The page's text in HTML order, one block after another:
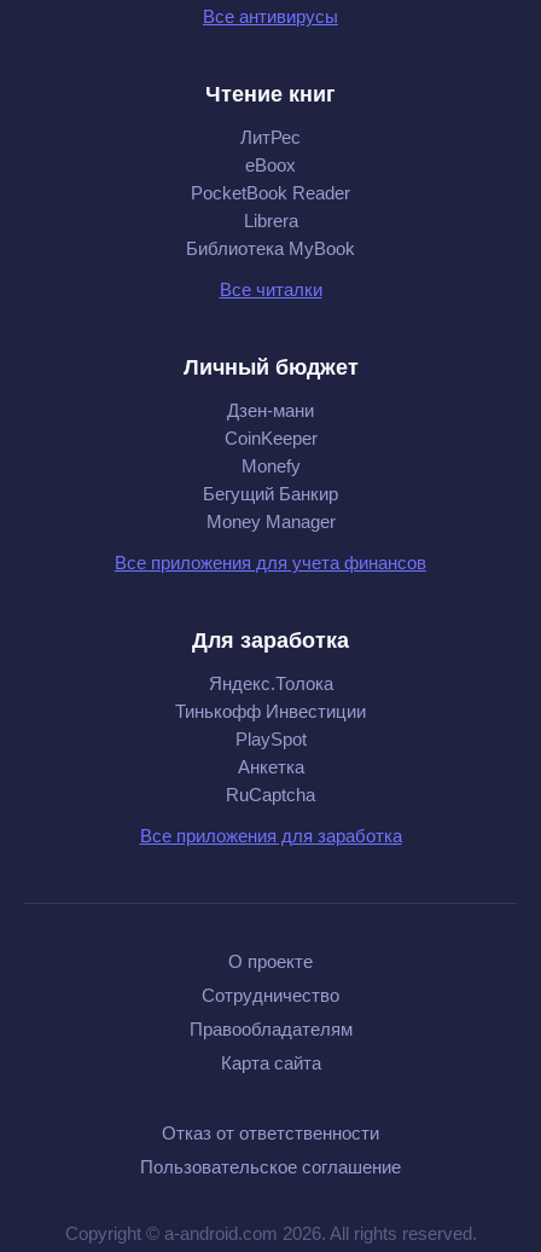
Все антивирусы
Чтение книг
ЛитРес
eBoox
PocketBook Reader
Librera
Библиотека MyBook
Все читалки
Личный бюджет
Дзен-мани
CoinKeeper
Monefy
Бегущий Банкир
Money Manager
Все приложения для учета финансов
Для заработка
Яндекс.Толока
Тинькофф Инвестиции
PlaySpot
Анкетка
RuCaptcha
Все приложения для заработка
О проекте
Сотрудничество
Правообладателям
Карта сайта
Отказ от ответственности
Пользовательское соглашение
Copyright © a-android.com 2026. All rights reserved.